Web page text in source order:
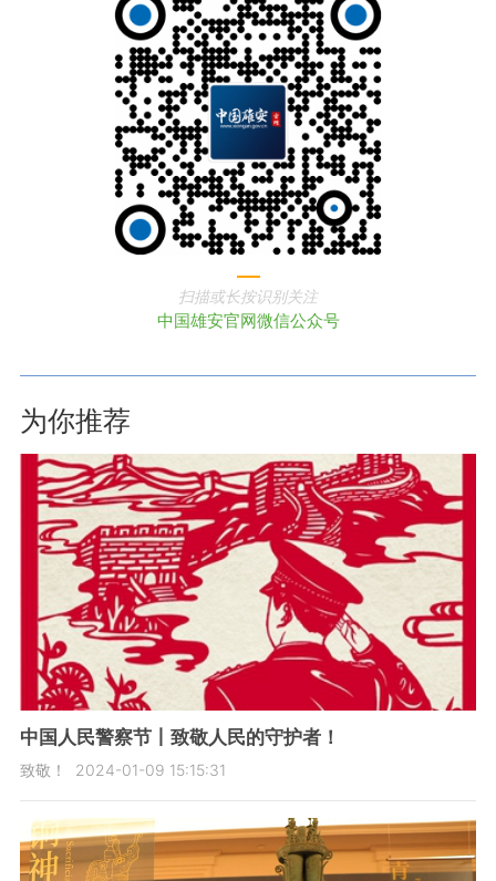
扫描或长按识别关注
中国雄安官网微信公众号
为你推荐
中国人民警察节丨致敬人民的守护者！
致敬！ 2024-01-09 15:15:31